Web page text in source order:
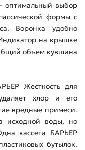
оптимальный выбор
формы с
Воронка удобно
на крышке
объем кувшина
Жесткость для
хлор и его
вредные примеси.
исходной воды, но
кассета БАРЬЕР
бутылок.